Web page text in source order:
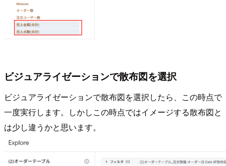
ビジュアライゼーションで散布図を選択
ビジュアライゼーションで散布図を選択したら、この時点で
一度実行します。しかしこの時点ではイメージする散布図と
は少し違うかと思います。